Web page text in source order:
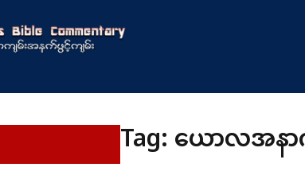
Tag:ယောလအနာ